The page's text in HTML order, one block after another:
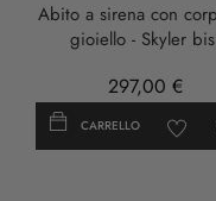
Abito a sirena con
gioiello - Skyler bis
297,00 €
CARRELLO